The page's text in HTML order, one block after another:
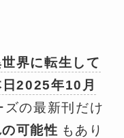
界に転生して
2025年10月
ズの最新刊だけ
可能性 もあり